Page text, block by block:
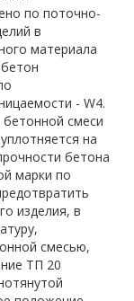
по поточно-
в
материала
- W4.
смеси
на
бетона
марки по
изделия, в
смесью,
ТП 20